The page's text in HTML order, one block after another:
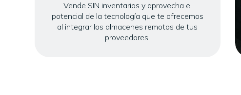
Vende SIN inventarios y aprovecha el
potencial de la tecnología que te ofrecemos
al integrar los almacenes remotos de tus
proveedores.